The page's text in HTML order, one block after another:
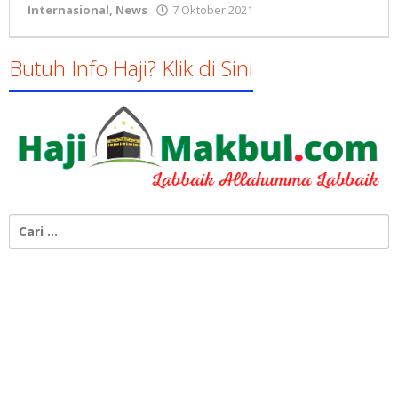
Internasional, News 7 Oktober 2021
Susanto
Butuh Info Haji? Klik di Sini
untuk: